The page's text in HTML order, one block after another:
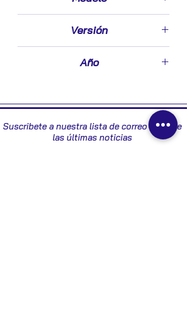
Versión
Año
Suscribete a nuestra lista de correo y recibe
las últimas noticias